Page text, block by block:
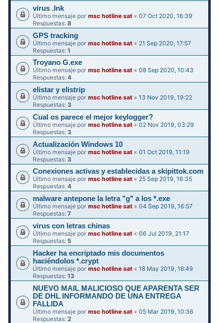
virus .Ink
Último mensaje pormsc hotline sat «07 Oct 2020, 16:39
Respuestas:8
GPS tracking
Último mensaje pormsc hotline sat « 21 Sep 2020, 17:57
Respuestas:1
Troyano G.exe
Último mensaje pormsc hotline sat «08 Sep 2020, 10:43
Respuestas:4
elistar y elistrip
Último mensaje pormsc hotline sat «13 Nov 2019, 19:22
Respuestas: 3
Cual os parece el mejor keylogger?
Último mensaje pormsc hotline sat «02 Nov 2019, 03:29
Respuestas:3
Actualización Windows 10
Último mensaje pormsc hotline sat «01 Oct 2019, 11:19
Respuestas: 3
Conexiones activas y establecidas a skipittok.com
Último mensaje pormsc hotline sat « 25 Sep 2019, 16:35
Respuestas:4
malware antepone la letra "g" a los *.exe
Último mensaje pormsc hotline sat «04 Sep 2019, 16:57
Respuestas:7
virus con letras chinas
Último mensaje pormsc hotline sat «06 Jul 2019, 21:17
Respuestas: 5
Hacker ha encriptado mis documentos
haciéndolos *.crypt
Último mensaje pormsc hotline sat «18 May 2019, 18:49
Respuestas:13
NUEVO MAIL MALICIOSO QUE APARENTA SER
DE DHL INFORMANDO DE UNA ENTREGA
FALLIDA
Último mensaje pormsc hotline sat «05 Mar 2019, 10:36
Respuestas:2